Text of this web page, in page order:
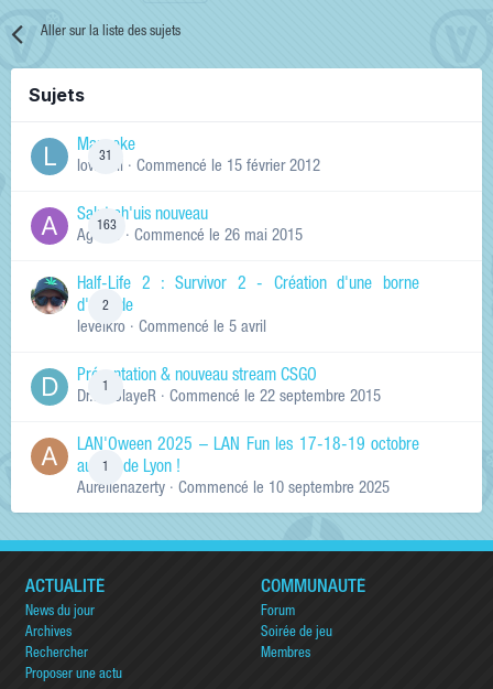
Aller sur la liste des sujets
Sujets
31
Manneke
lowskill · Commencé le 15 février 2012
163
Salut ch'uis nouveau
Ag0Nie · Commencé le 26 mai 2015
2
Half-Life 2 : Survivor 2 - Création d'une borne
d'arcade
levelkro · Commencé le 5 avril
Présentation & nouveau stream CSGO
Dr.KinSlayeR · Commencé le 22 septembre 2015
LAN'Oween 2025 – LAN Fun les 17-18-19 octobre
au sud de Lyon !
Aurelienazerty · Commencé le 10 septembre 2025
ACTUALITÉ
News du jour
Archives
Rechercher
Proposer une actu
COMMUNAUTÉ
Forum
Soirée de jeu
Membres